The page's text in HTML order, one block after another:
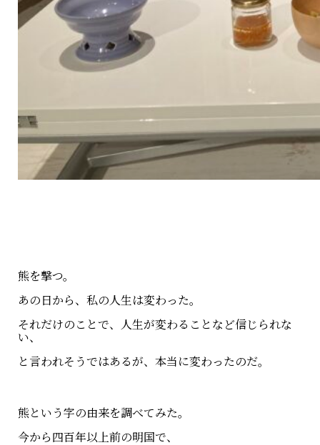
熊を撃つ。
あの日から、私の人生は変わった。
それだけのことで、人生が変わることなど信じられな
い、
と言われそうではあるが、本当に変わったのだ。
熊という字の由来を調べてみた。
今から四百年以上前の明国で、